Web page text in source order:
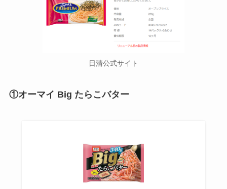
日清公式サイト
①オーマイ Big たらこバター